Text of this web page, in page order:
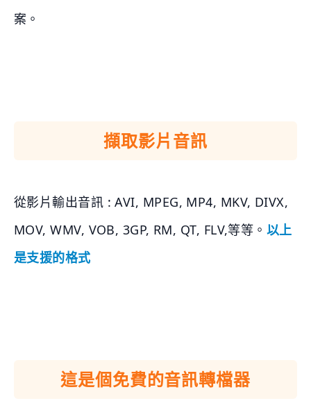
案。
擷取影片音訊
從影片輸出音訊 : AVI, MPEG, MP4, MKV, DIVX,
MOV, WMV, VOB, 3GP, RM, QT, FLV,等等。 以上
是支援的格式
這是個免費的音訊轉檔器